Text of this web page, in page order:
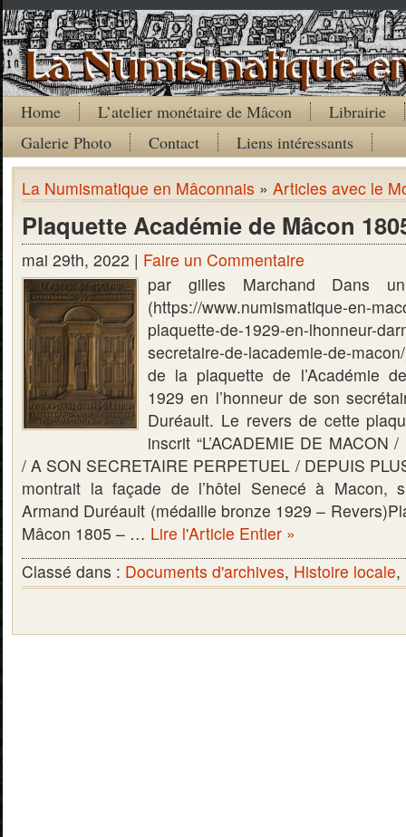
Home L’atelier monétaire de Mâcon
Librairie
Galerie Photo
Contact Liens intéressants
La Numismatique en Mâconnais » Articles avec le
Plaquette Académie de Mâcon
mai 29th, 2022 | Faire un Commentaire
par gilles Marchand Dans
(https://www.numismatique-en-
plaquette-de-1929-en-lhonneur-
secretaire-de-lacademie-de-
de la plaquette de l’Académie
1929 en l’honneur de son
Duréault. Le revers de cette
inscrit “L’ACADEMIE DE MACON
/ A SON SECRETAIRE PERPETUEL / DEPUIS
montrait la façade de l’hôtel Senecé à Macon,
Armand Duréault (médaille bronze 1929 –
Mâcon 1805 – … Lire l'Article Entier »
Classé dans : Documents d'archives, Histoire locale,